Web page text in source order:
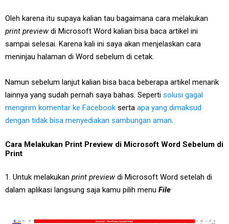
Oleh karena itu supaya kalian tau bagaimana cara melakukan
print preview di Microsoft Word kalian bisa baca artikel ini
sampai selesai. Karena kali ini saya akan menjelaskan cara
meninjau halaman di Word sebelum di cetak.
Namun sebelum lanjut kalian bisa baca beberapa artikel menarik
lainnya yang sudah pernah saya bahas. Seperti solusi gagal
mengirim komentar ke Facebook serta apa yang dimaksud
dengan tidak bisa menyediakan sambungan aman.
Cara Melakukan Print Preview di Microsoft Word Sebelum di
Print
1. Untuk melakukan print preview di Microsoft Word setelah di
dalam aplikasi langsung saja kamu pilih menu File